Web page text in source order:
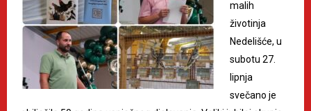
malih
životinja
Nedelišće, u
subotu 27.
lipnja
svečano je